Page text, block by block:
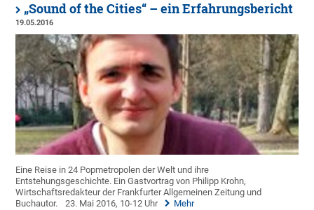
„Sound of the Cities“ – ein Erfahrungsbericht
19.05.2016
Eine Reise in 24 Popmetropolen der Welt und ihre
Entstehungsgeschichte. Ein Gastvortrag von Philipp Krohn,
Wirtschaftsredakteur der Frankfurter Allgemeinen Zeitung und
Buchautor.
23. Mai 2016, 10-12 Uhr Mehr